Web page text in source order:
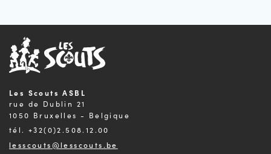
Les Scouts ASBL
rue de Dublin 21
1050 Bruxelles - Belgique
tél. +32(0)2.508.12.00
lesscouts@lesscouts.be